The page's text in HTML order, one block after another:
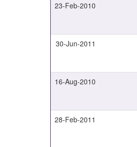
23-Feb-2010
30-Jun-2011
16-Aug-2010
28-Feb-2011